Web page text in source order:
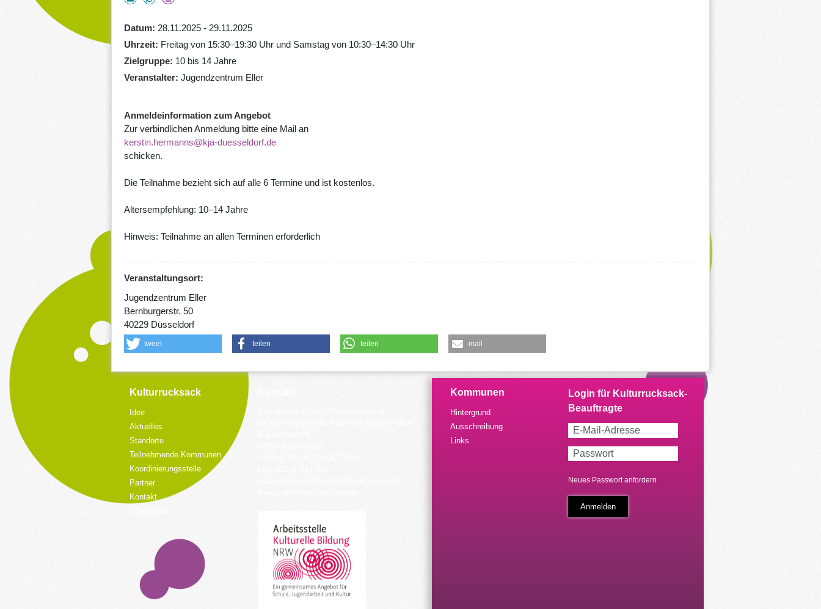
Datum 28.11.2025 - 29.11.2025
Uhrzeit Freitag von 15:30–19:30 Uhr und Samstag von 10:30–14:30 Uhr
Zielgruppe 10 bis 14 Jahre
Veranstalter Jugendzentrum Eller
Anmeldeinformation zum Angebot
Zur verbindlichen Anmeldung bitte eine Mail an
kerstin.hermanns@kja-duesseldorf.de
schicken.
Die Teilnahme bezieht sich auf alle 6 Termine und ist kostenlos.
Altersempfehlung: 10–14 Jahre
Hinweis: Teilnahme an allen Terminen erforderlich
Veranstaltungsort:
Jugendzentrum Eller
Bernburgerstr. 50
40229 Düsseldorf
tweet teilen teilen mail
Kulturrucksack
Idee
Aktuelles
Standorte
Teilnehmende Kommunen
Koordinierungsstelle
Partner
Kontakt
Kommunen
Hintergrund
Ausschreibung
Links
Neues Passwort anfordern